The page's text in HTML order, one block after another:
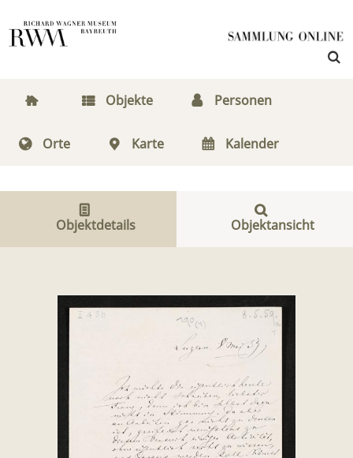
Objekte Personen
Orte Karte Kalender
Objektdetails Objektansicht